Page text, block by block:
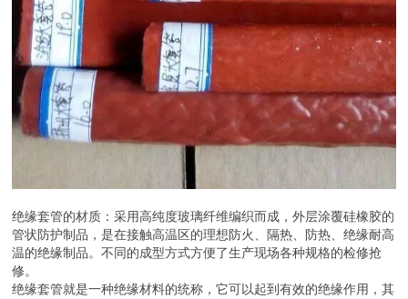
绝缘套管的材质：采用高纯度玻璃纤维编织而成，外层涂覆硅橡胶的
管状防护制品，是在接触高温区的理想防火、隔热、防热、绝缘耐高
温的绝缘制品。不同的成型方式方便了生产现场各种规格的检修抢
修。
绝缘套管就是一种绝缘材料的统称，它可以起到有效的绝缘作用，其